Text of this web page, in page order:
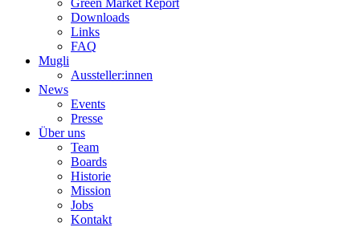
Green Market Report
Downloads
Links
FAQ
Mugli
Aussteller:innen
News
Events
Presse
Über uns
Team
Boards
Historie
Mission
Jobs
Kontakt